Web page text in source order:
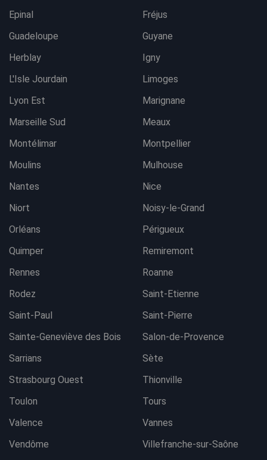
Epinal
Fréjus
Guadeloupe
Guyane
Herblay
Igny
L'Isle Jourdain
Limoges
Lyon Est
Marignane
Marseille Sud
Meaux
Montélimar
Montpellier
Moulins
Mulhouse
Nantes
Nice
Niort
Noisy-le-Grand
Orléans
Périgueux
Quimper
Remiremont
Rennes
Roanne
Rodez
Saint-Etienne
Saint-Paul
Saint-Pierre
Sainte-Geneviève des Bois
Salon-de-Provence
Sarrians
Sète
Strasbourg Ouest
Thionville
Toulon
Tours
Valence
Vannes
Vendôme
Villefranche-sur-Saône